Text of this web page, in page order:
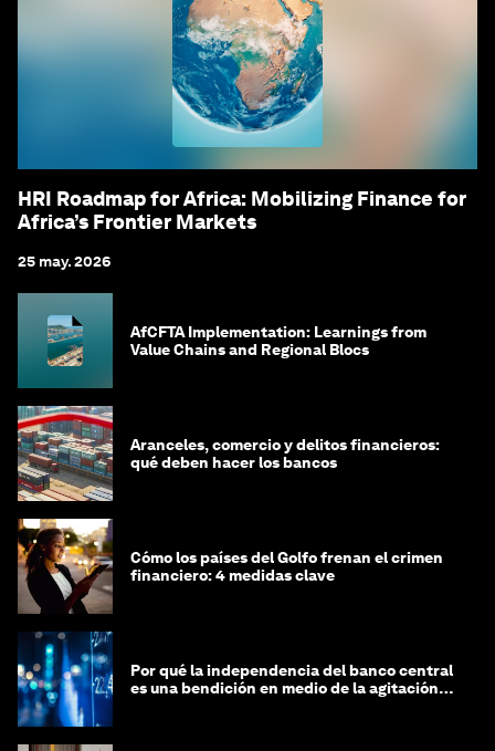
HRI Roadmap for Africa: Mobilizing Finance for
Africa’s Frontier Markets
25 may. 2026
AfCFTA Implementation: Learnings from
Value Chains and Regional Blocs
Aranceles, comercio y delitos financieros:
qué deben hacer los bancos
Cómo los países del Golfo frenan el crimen
financiero: 4 medidas clave
Por qué la independencia del banco central
es una bendición en medio de la agitación